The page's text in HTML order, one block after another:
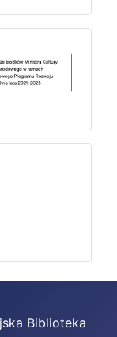
Biblioteka